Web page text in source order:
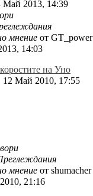
Май 2013, 14:39
мнение от GT_power
14:03
на Уно
12 Май 2010, 17:55
мнение от shumacher
21:16